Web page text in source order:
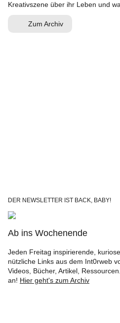
Kreativszene über ihr Leben und
Zum Archiv
DER NEWSLETTER IST BACK, BABY!
Ab ins Wochenende
Jeden Freitag inspirierende,
nützliche Links aus dem Int0rweb
Videos, Bücher, Artikel,
an! Hier geht's zum Archiv